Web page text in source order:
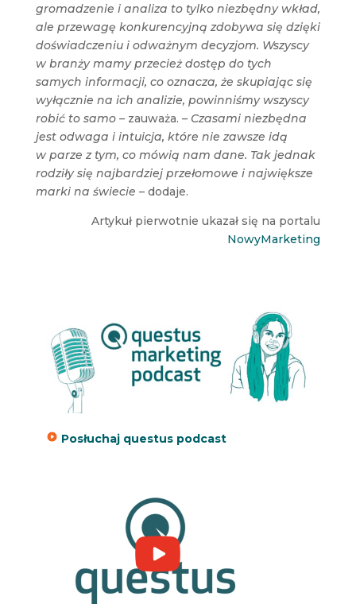
gromadzenie i analiza to tylko niezbędny wkład,
ale przewagę konkurencyjną zdobywa się dzięki
doświadczeniu i odważnym decyzjom. Wszyscy
w branży mamy przecież dostęp do tych
samych informacji, co oznacza, że skupiając się
wyłącznie na ich analizie, powinniśmy wszyscy
robić to samo –zauważa. – Czasami niezbędna
jest odwaga i intuicja, które nie zawsze idą
w parze z tym, co mówią nam dane. Tak jednak
rodziły się najbardziej przełomowe i największe
marki na świecie –dodaje.
Artykuł pierwotnie ukazał się na portalu
NowyMarketing
Posłuchaj questus podcast